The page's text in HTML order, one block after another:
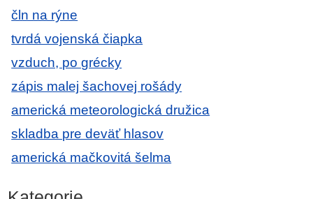
čln na rýne
tvrdá vojenská čiapka
vzduch, po grécky
zápis malej šachovej rošády
americká meteorologická družica
skladba pre deväť hlasov
americká mačkovitá šelma